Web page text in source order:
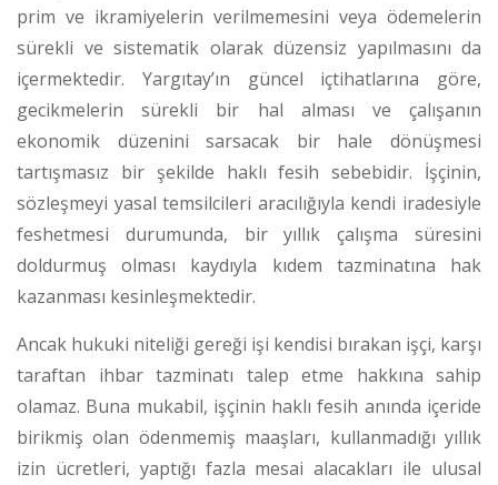
prim ve ikramiyelerin verilmemesini veya ödemelerin
sürekli ve sistematik olarak düzensiz yapılmasını da
içermektedir. Yargıtay’ın güncel içtihatlarına göre,
gecikmelerin sürekli bir hal alması ve çalışanın
ekonomik düzenini sarsacak bir hale dönüşmesi
tartışmasız bir şekilde haklı fesih sebebidir. İşçinin,
sözleşmeyi yasal temsilcileri aracılığıyla kendi iradesiyle
feshetmesi durumunda, bir yıllık çalışma süresini
doldurmuş olması kaydıyla kıdem tazminatına hak
kazanması kesinleşmektedir.
Ancak hukuki niteliği gereği işi kendisi bırakan işçi, karşı
taraftan ihbar tazminatı talep etme hakkına sahip
olamaz. Buna mukabil, işçinin haklı fesih anında içeride
birikmiş olan ödenmemiş maaşları, kullanmadığı yıllık
izin ücretleri, yaptığı fazla mesai alacakları ile ulusal